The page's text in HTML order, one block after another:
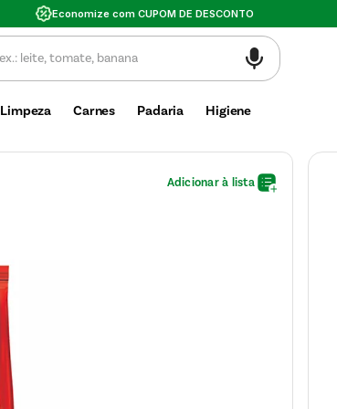
Economize com CUPOM DE DESCONTO
Limpeza Carnes Padaria Higiene